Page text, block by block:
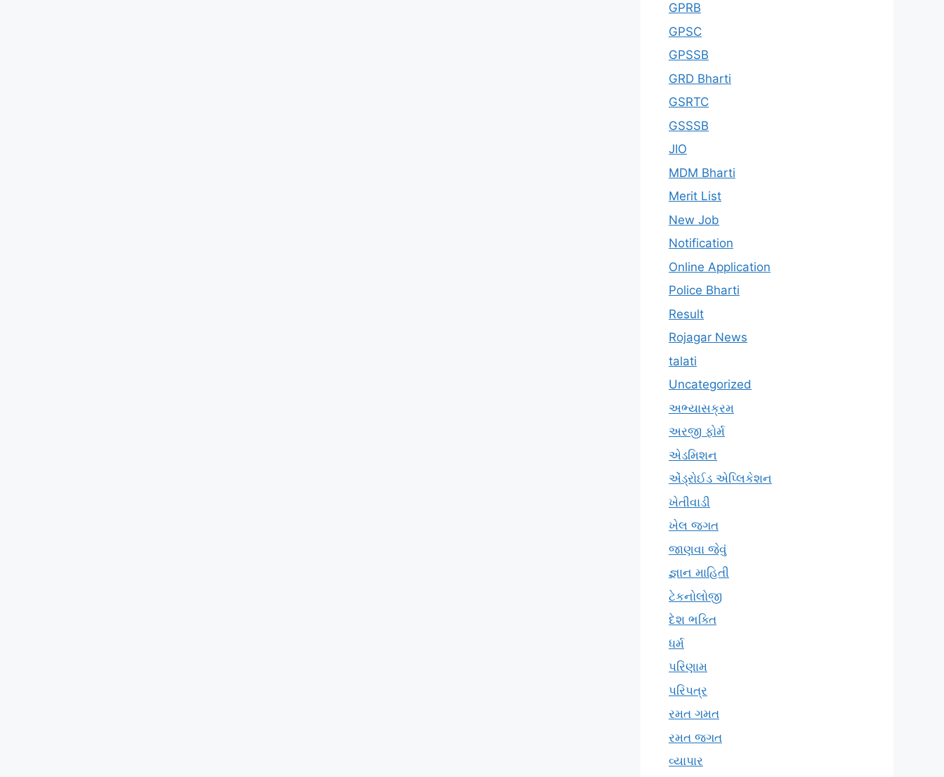
GPRB
GPSC
GPSSB
GRD Bharti
GSRTC
GSSSB
JIO
MDM Bharti
Merit List
New Job
Notification
Online Application
Police Bharti
Result
Rojagar News
talati
Uncategorized
અભ્યાસક્રમ
અરજી ફોર્મ
એડમિશન
એંડ્રોઈડ એપ્લિકેશન
ખેતીવાડી
ખેલ જગત
જાણવા જેવું
જ્ઞાન માહિતી
ટેકનોલોજી
દેશ ભક્તિ
ધર્મ
પરિણામ
પરિપત્ર
રમત ગમત
રમત જગત
વ્યાપાર